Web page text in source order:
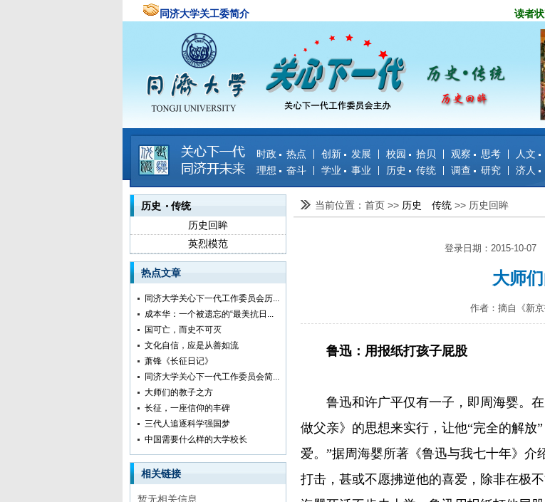
同济大学关工委简介 读者
时政 热点 创新 发展 校园 拾贝 观察 思考 人文
理想 奋斗
学业 事业 历史 传统 调查 研究 济人
历史 传统
历史回眸
英烈模范
热点文章
同济大学关心下一代工作委员会历...
成本华：一个被遗忘的“最美抗日...
国可亡，而史不可灭
文化自信，应是从善如流
萧锋《长征日记》
同济大学关心下一代工作委员会简...
大师们的教子之方
长征，一座信仰的丰碑
三代人追逐科学强国梦
中国需要什么样的大学校长
相关链接
暂无相关信息
当前位置：首页 >> 历史 传统 >> 历史回眸
登录日期：2015-10-07
大师
作者：摘自《新
鲁迅：用报纸打孩子屁股
鲁迅和许广平仅有一子，即周海婴。在
做父亲》的思想来实行，让他“完全的解放
爱。”据周海婴所著《鲁迅与我七十年》
打击，甚或不愿拂逆他的喜爱，除非在极